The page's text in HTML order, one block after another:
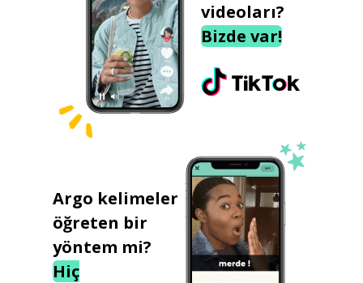
videoları?
Bizde var!
Argo kelimeler
öğreten bir
yöntem mi?
Hiç